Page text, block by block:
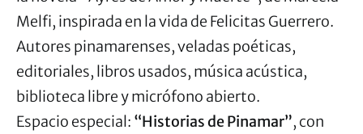
Melfi, inspirada en la vida de Felicitas Guerrero.
Autores pinamarenses, veladas poéticas,
editoriales, libros usados, música acústica,
biblioteca libre y micrófono abierto.
Espacio especial: “Historias de Pinamar”, con